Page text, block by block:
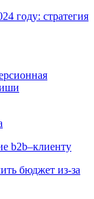
году: стратегия
b2b–клиенту
бюджет из-за